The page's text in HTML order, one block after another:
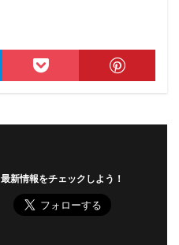
最新情報をチェックしよう！